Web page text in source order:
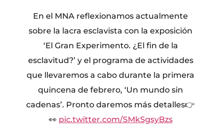
En el MNA reflexionamos actualmente
sobre la lacra esclavista con la exposición
‘El Gran Experimento. ¿El fin de la
esclavitud?’ y el programa de actividades
que llevaremos a cabo durante la primera
quincena de febrero, ‘Un mundo sin
cadenas’. Pronto daremos más detalles👉
👀 pic.twitter.com/SMkSgsyBzs